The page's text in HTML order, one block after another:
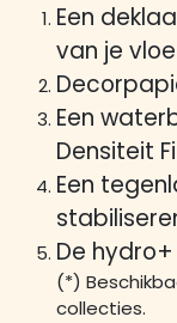
Een
van je
Een
Densiteit
Een
De
(*)
collecties.